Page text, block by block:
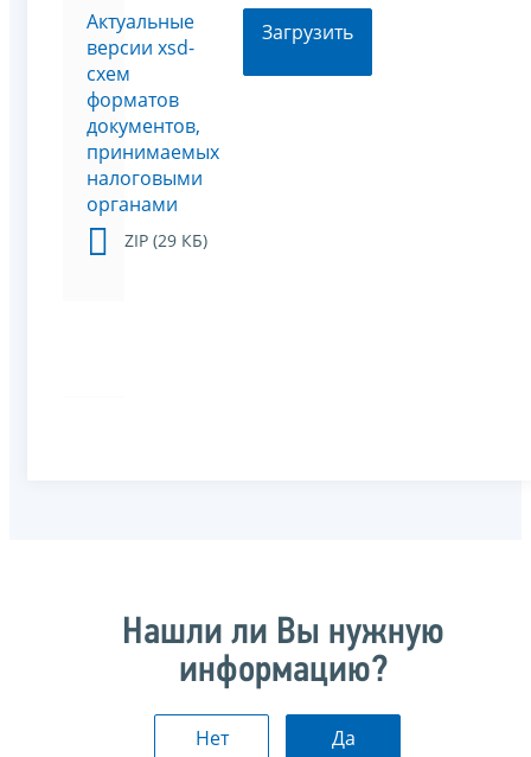
Актуальные
версии xsd-
схем
форматов
документов,
принимаемых
налоговыми
органами
ZIP (29 КБ)
Загрузить
Нашли ли Вы нужную
информацию?
Нет Да